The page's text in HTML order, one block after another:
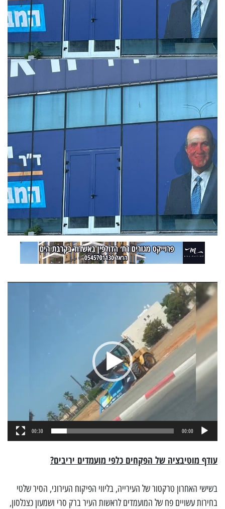
נגן
וידאו
00:00
00:30
עודף מוטיבציה של הפקחים כלפי מועמדים יריבים?
בשישי האחרון טרקטור של העירייה, בליווי הפיקוח העירוני, הסיר שלטי
בחירות עשויים פח של המועמדים לראשות העיר ברק סרי ושמעון כצנלסון,